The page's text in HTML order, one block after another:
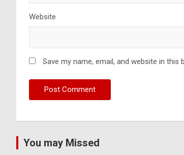
Website
Save my name, email, and website in
You may Missed